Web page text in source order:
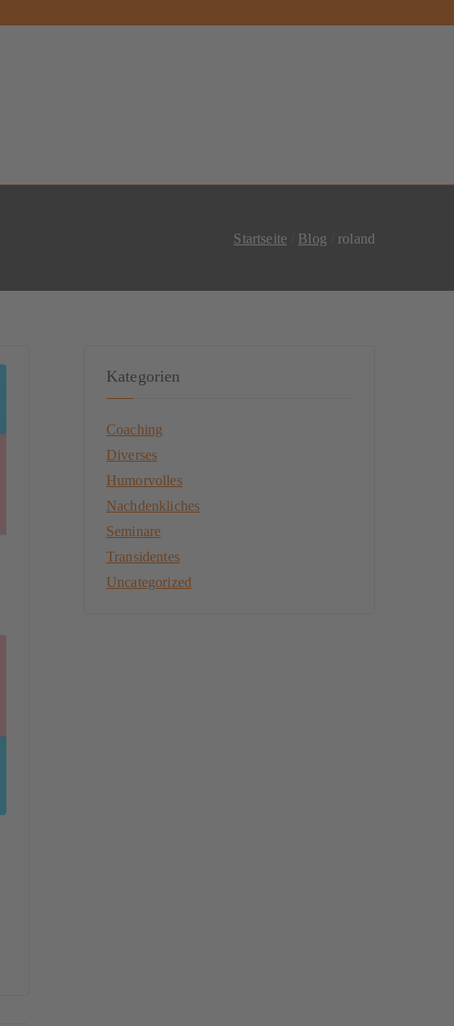
Startseite Blog roland
Kategorien
Coaching
Diverses
Humorvolles
Nachdenkliches
Seminare
Transidentes
Uncategorized